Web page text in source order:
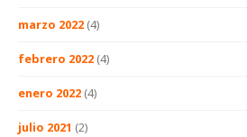
marzo 2022 (4)
febrero 2022 (4)
enero 2022 (4)
julio 2021 (2)